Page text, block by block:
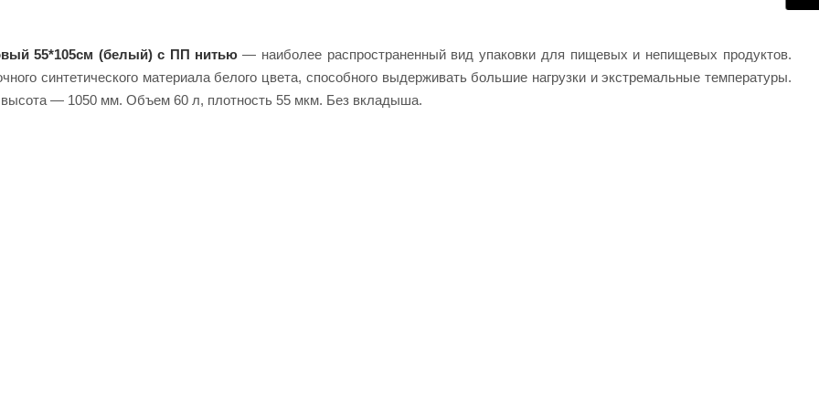
55*105см (белый) с ПП нитью — наиболее распространенный вид упаковки для пищевых и непищевых продуктов.
синтетического материала белого цвета, способного выдерживать большие нагрузки и экстремальные температуры.
— 1050 мм. Объем 60 л, плотность 55 мкм. Без вкладыша.